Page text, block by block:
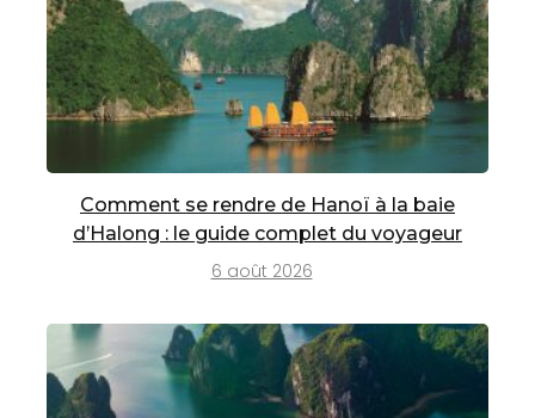
Comment se rendre de Hanoï à la baie
d’Halong : le guide complet du voyageur
6 août 2026